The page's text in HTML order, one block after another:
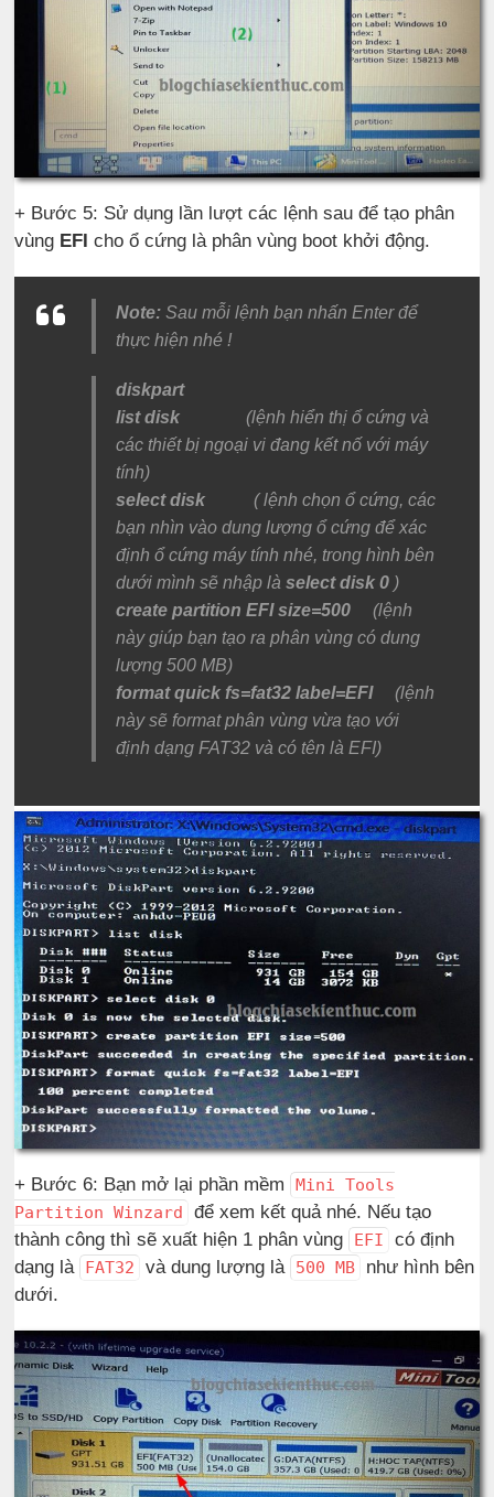
+ Bước 5: Sử dụng lần lượt các lệnh sau để tạo phân
vùng EFI cho ổ cứng là phân vùng boot khởi động.
Note: Sau mỗi lệnh bạn nhấn Enter để
thực hiện nhé !
diskpart
list disk
(lệnh hiển thị ổ cứng và
các thiết bị ngoại vi đang kết nố với máy
tính)
select disk
( lệnh chọn ổ cứng, các
bạn nhìn vào dung lượng ổ cứng để xác
định ổ cứng máy tính nhé, trong hình bên
dưới mình sẽ nhập làselect disk 0 )
create partition EFI size=500 (lệnh
này giúp bạn tạo ra phân vùng có dung
lượng 500 MB)
format quick fs=fat32 label=EFI
(lệnh
này sẽ format phân vùng vừa tạo với
định dạng FAT32 và có tên là EFI)
+ Bước 6: Bạn mở lại phần mềm
Mini Tools
Partition Winzard
để xem kết quả nhé. Nếu tạo
thành công thì sẽ xuất hiện 1 phân vùng
EFI
có định
dạng là
FAT32 và dung lượng là 500 MB
như hình bên
dưới.